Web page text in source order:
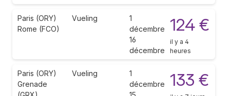
Paris (ORY)
Rome (FCO)
Vueling
1
décembre
16
décembre
124 €
il y a 4
heures
Paris (ORY)
Grenade
Vueling
1
décembre
133 €